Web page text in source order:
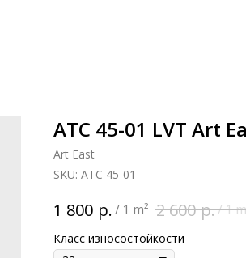
ATC 45-01 LVT Art
Art East
SKU: ATС 45-01
1 800 р./ 1 m² 2 600 р./1
Класс износостойкости